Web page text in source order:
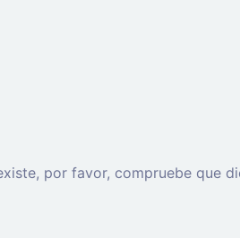
por favor, compruebe que